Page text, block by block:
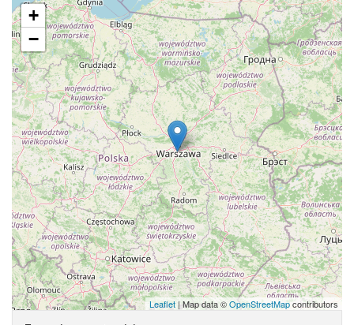
+
−
Leaflet | Map data ©OpenStreetMapcontributors